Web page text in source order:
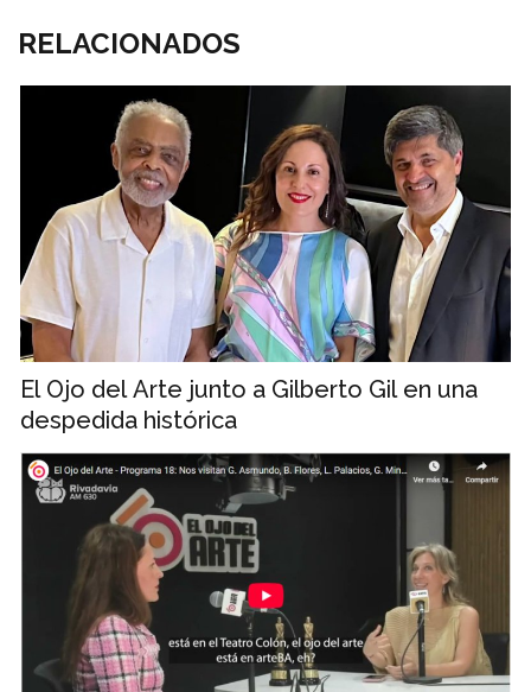
RELACIONADOS
El Ojo del Arte junto a Gilberto Gil en una
despedida histórica